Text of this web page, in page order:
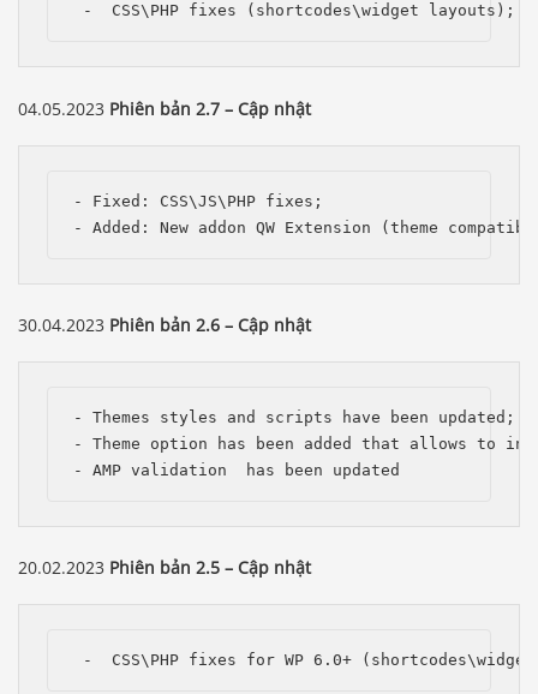
-  CSS\PHP fixes (shortcodes\widget layouts);
04.05.2023 Phiên bản 2.7 – Cập nhật
- Fixed: CSS\JS\PHP fixes;
- Added: New addon QW Extension (theme
30.04.2023 Phiên bản 2.6 – Cập nhật
- Themes styles and scripts have been updated;
- Theme option has been added that allows to
- AMP validation  has been updated
20.02.2023 Phiên bản 2.5 – Cập nhật
-  CSS\PHP fixes for WP 6.0+